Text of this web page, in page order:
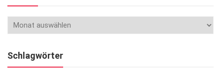
Schlagwörter